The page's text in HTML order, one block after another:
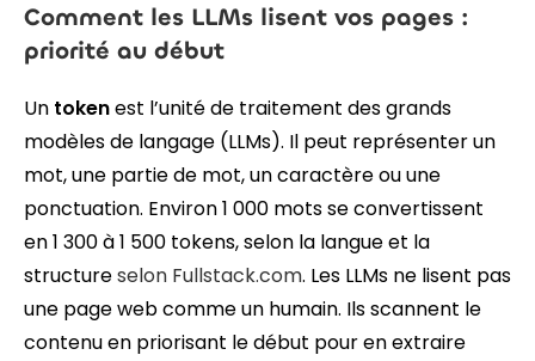
Comment les LLMs lisent vos pages :
priorité au début
Un tokenest l’unité de traitement des grands
modèles de langage (LLMs). Il peut représenter un
mot, une partie de mot, un caractère ou une
ponctuation. Environ 1 000 mots se convertissent
en 1 300 à 1 500 tokens, selon la langue et la
structureselon Fullstack.com. Les LLMs ne lisent pas
une page web comme un humain. Ils scannent le
contenu en priorisant le début pour en extraire